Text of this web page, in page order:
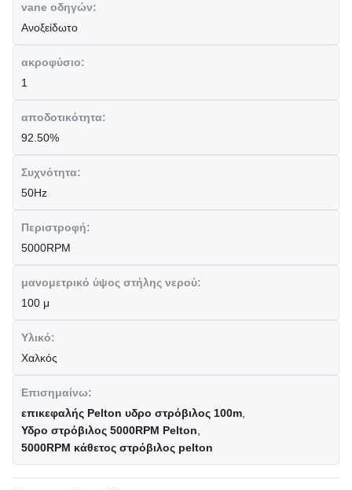
vane οδηγών:
Ανοξείδωτο
ακροφύσιο:
1
αποδοτικότητα:
92.50%
Συχνότητα:
50Hz
Περιστροφή:
5000RPM
μανομετρικό ύψος στήλης νερού:
100 μ
Υλικό:
Χαλκός
Επισημαίνω:
επικεφαλής Pelton υδρο στρόβιλος 100m
Υδρο στρόβιλος 5000RPM Pelton
5000RPM κάθετος στρόβιλος pelton